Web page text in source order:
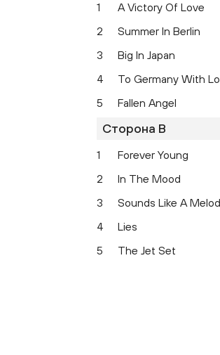
1 A Victory Of Love
2
Summer In Berlin
3
Big In Japan
4
To Germany With
5
Fallen Angel
Сторона B
1 Forever Young
2
In The Mood
3
Sounds Like A
4
Lies
5
The Jet Set